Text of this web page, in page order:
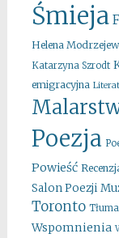
Śmieja
Helena
Katarzyna Szrodt
emigracyjna
Poezja
Powieść
Salon Poezji
Toronto
Wspomnienia